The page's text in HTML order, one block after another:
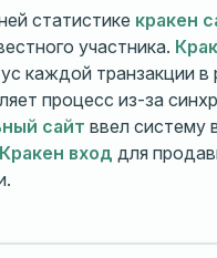
статистике кракен
участника.
каждой транзакции в
процесс из-за
сайт ввел систему
Кракен вход для